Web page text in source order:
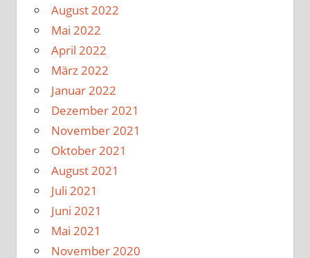
August 2022
Mai 2022
April 2022
März 2022
Januar 2022
Dezember 2021
November 2021
Oktober 2021
August 2021
Juli 2021
Juni 2021
Mai 2021
November 2020